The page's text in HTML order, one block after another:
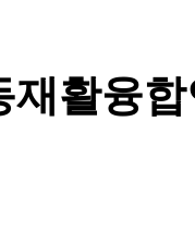
재활융